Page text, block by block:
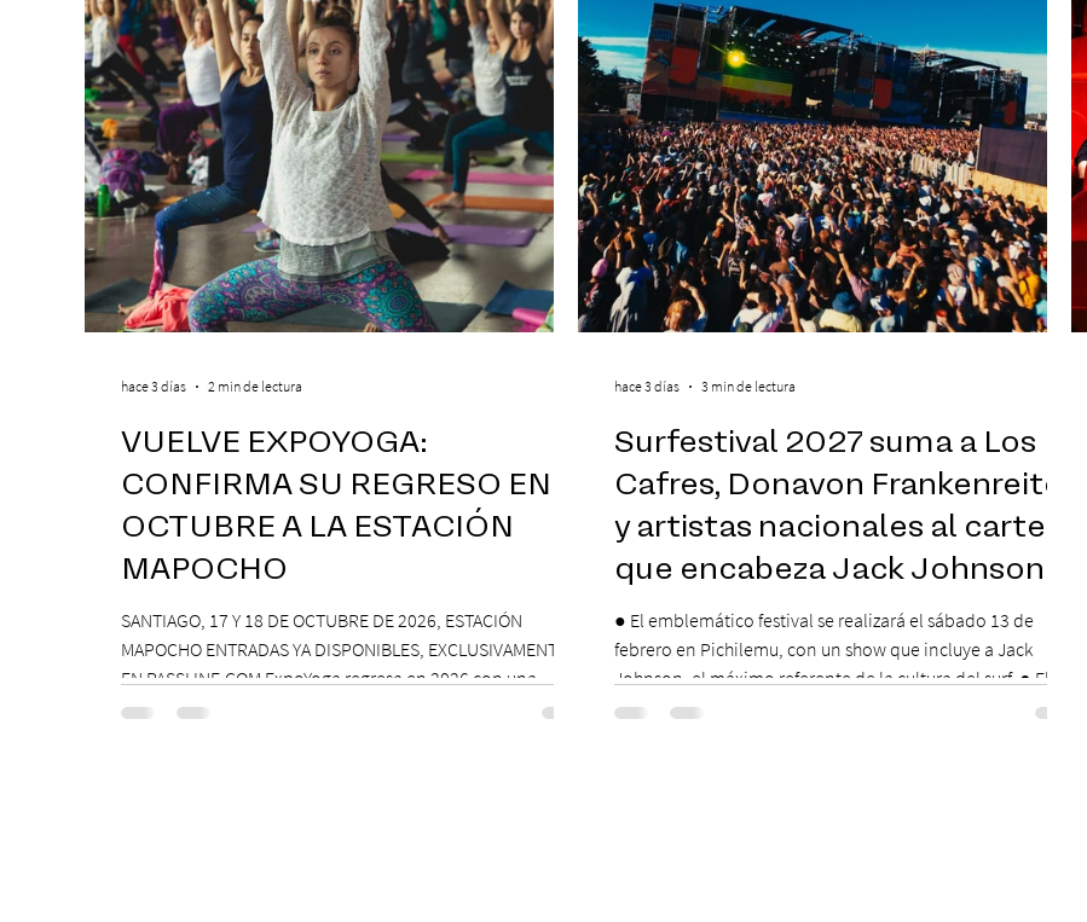
VUELVE EXPOYOGA:
CONFIRMA SU REGRESO EN
OCTUBRE A LA ESTACIÓN
MAPOCHO
SANTIAGO, 17 Y 18 DE OCTUBRE DE 2026, ESTACIÓN
MAPOCHO ENTRADAS YA DISPONIBLES, EXCLUSIVAMENTE
EN PASSLINE.COM ExpoYoga regresa en 2026 con una
edición renovada que reunirá yoga, bienestar y vida
hace 3 días 2 min de lectura
Surfestival 2027 suma a Los
Cafres, Donavon Frankenreiter
y artistas nacionales al cartel
que encabeza Jack Johnson
● El emblemático festival se realizará el sábado 13 de
febrero en Pichilemu, con un show que incluye a Jack
Johnson, el máximo referente de la cultura del surf. ● El
lunes 10 de agosto comienza la Preventa Exclusiva
hace 3 días 3 min de lectura